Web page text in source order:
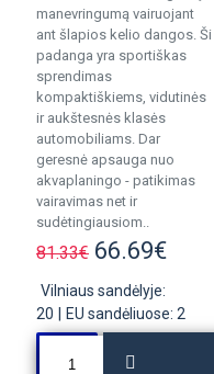
manevringumą vairuojant
ant šlapios kelio dangos. Ši
padanga yra sportiškas
sprendimas
kompaktiškiems, vidutinės
ir aukštesnės klasės
automobiliams. Dar
geresnė apsauga nuo
akvaplaningo - patikimas
vairavimas net ir
sudėtingiausiom..
81.33€ 66.69€
Vilniaus sandėlyje:
20
EU sandėliuose: 2